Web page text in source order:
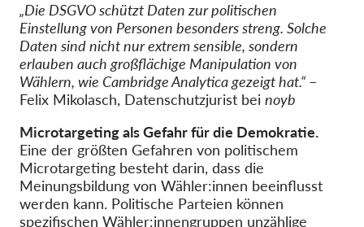
„Die DSGVO schützt Daten zur politischen
Einstellung von Personen besonders streng. Solche
Daten sind nicht nur extrem sensible, sondern
erlauben auch großflächige Manipulation von
Wählern, wie Cambridge Analytica gezeigt hat.“–
Felix Mikolasch, Datenschutzjurist bei noyb
Microtargeting als Gefahr für die Demokratie.
Eine der größten Gefahren von politischem
Microtargeting besteht darin, dass die
Meinungsbildung von Wähler:innen beeinflusst
werden kann. Politische Parteien können
spezifischen Wähler:innengruppen unzählige